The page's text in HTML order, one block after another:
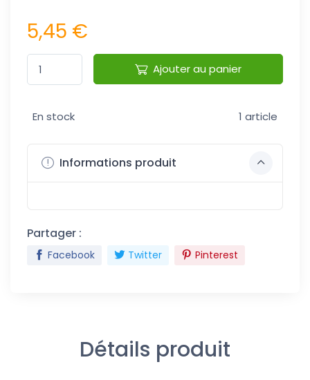
5,45 €
Ajouter au panier
En stock 1 article
Informations produit
Partager :
Facebook Twitter Pinterest
Détails produit